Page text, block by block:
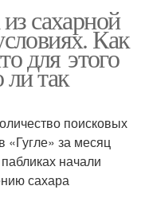
сахарной
Как
для этого
так
поисковых
«Гугле» за месяц
начали
сахара